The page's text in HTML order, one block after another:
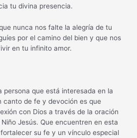
tu divina presencia.
nunca nos falte la alegría de tu
por el camino del bien y que nos
en tu infinito amor.
persona que está interesada en la
canto de fe y devoción es que
con Dios a través de la oración
Jesús. Que encuentren en esta
su fe y un vínculo especial